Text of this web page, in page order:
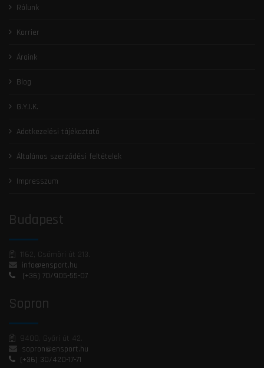
Rólunk
Karrier
Áraink
Blog
G.Y.I.K.
Adatkezelési tájékoztató
Általános szerződési feltételek
Impresszum
Budapest
1162, Csömöri út 213.
info@ensport.hu
(+36) 70/905-55-07
Sopron
9400, Győri út 42.
sopron@ensport.hu
(+36) 30/420-17-71